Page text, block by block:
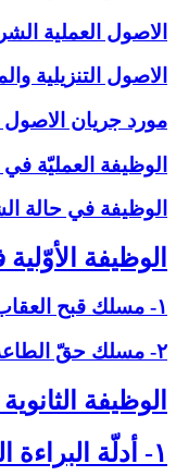
الاصول العملية
الاصول التنزيلية
مورد جريان الاصول
الوظيفة العمليّة
الوظيفة في حالة
الوظيفة
۱- مسلك قبح العقاب بلا بيان
۲- مسلك حقّ الطاعة
الوظيفة
۱- أدلّة البراءة الشرعية